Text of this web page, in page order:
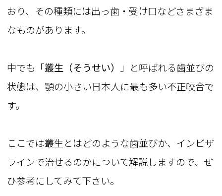
おり、その種類には出っ歯・受け口などさまざま
なものがあります。
中でも「叢生（そうせい）
」と呼ばれる歯並びの
状態は、顎の小さい日本人に最も多い不正咬合で
す。
ここでは叢生とはどのような歯並びか、インビザ
ラインで治せるのかについて解説しますので、ぜ
ひ参考にしてみて下さい。